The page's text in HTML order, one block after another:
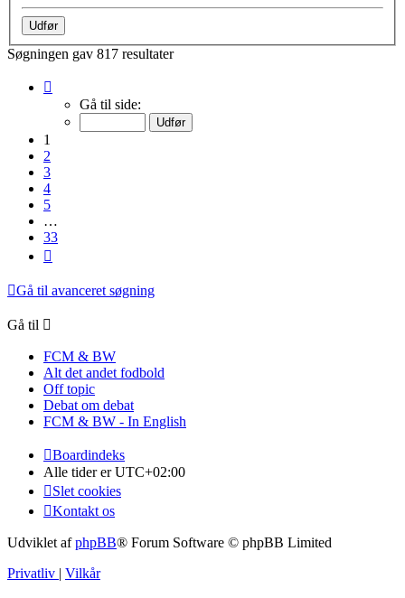
Søgningen gav 817 resultater
Gå til side:
1
2
3
4
5
…
33
Gå til avanceret søgning
Gå til
FCM & BW
Alt det andet fodbold
Off topic
Debat om debat
FCM & BW - In English
Boardindeks
Alle tider erUTC+02:00
Slet cookies
Kontakt os
Udviklet afphpBB® Forum Software © phpBB Limited
Privatliv
Vilkår